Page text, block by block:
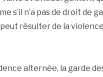
s’il n’a pas de droit de
résulter de la
alternée, la garde